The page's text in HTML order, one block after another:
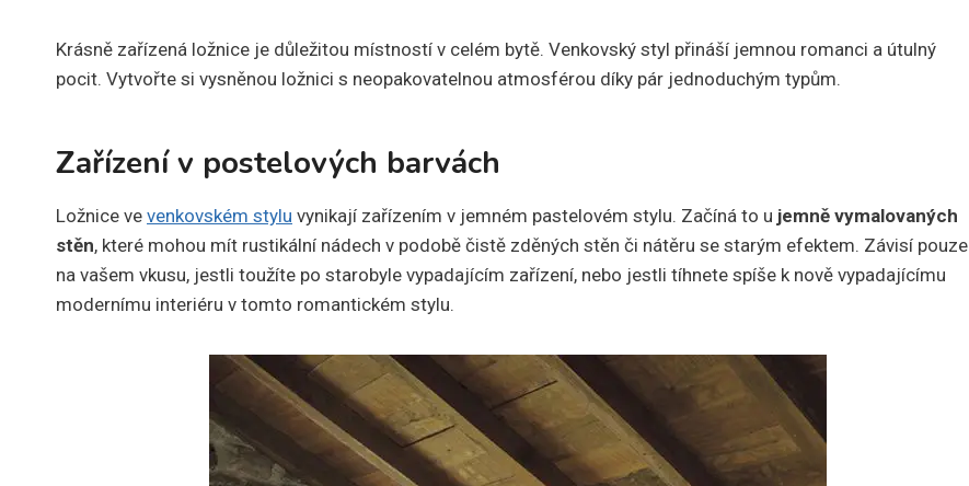
Krásně zařízená ložnice je důležitou místností v celém bytě. Venkovský styl přináší jemnou romanci a útulný
pocit. Vytvořte si vysněnou ložnici s neopakovatelnou atmosférou díky pár jednoduchým typům.
Zařízení v postelových barvách
Ložnice ve venkovském stylu vynikají zařízením v jemném pastelovém stylu. Začíná to u jemně vymalovaných
stěn, které mohou mít rustikální nádech v podobě čistě zděných stěn či nátěru se starým efektem. Závisí pouze
na vašem vkusu, jestli toužíte po starobyle vypadajícím zařízení, nebo jestli tíhnete spíše k nově vypadajícímu
modernímu interiéru v tomto romantickém stylu.